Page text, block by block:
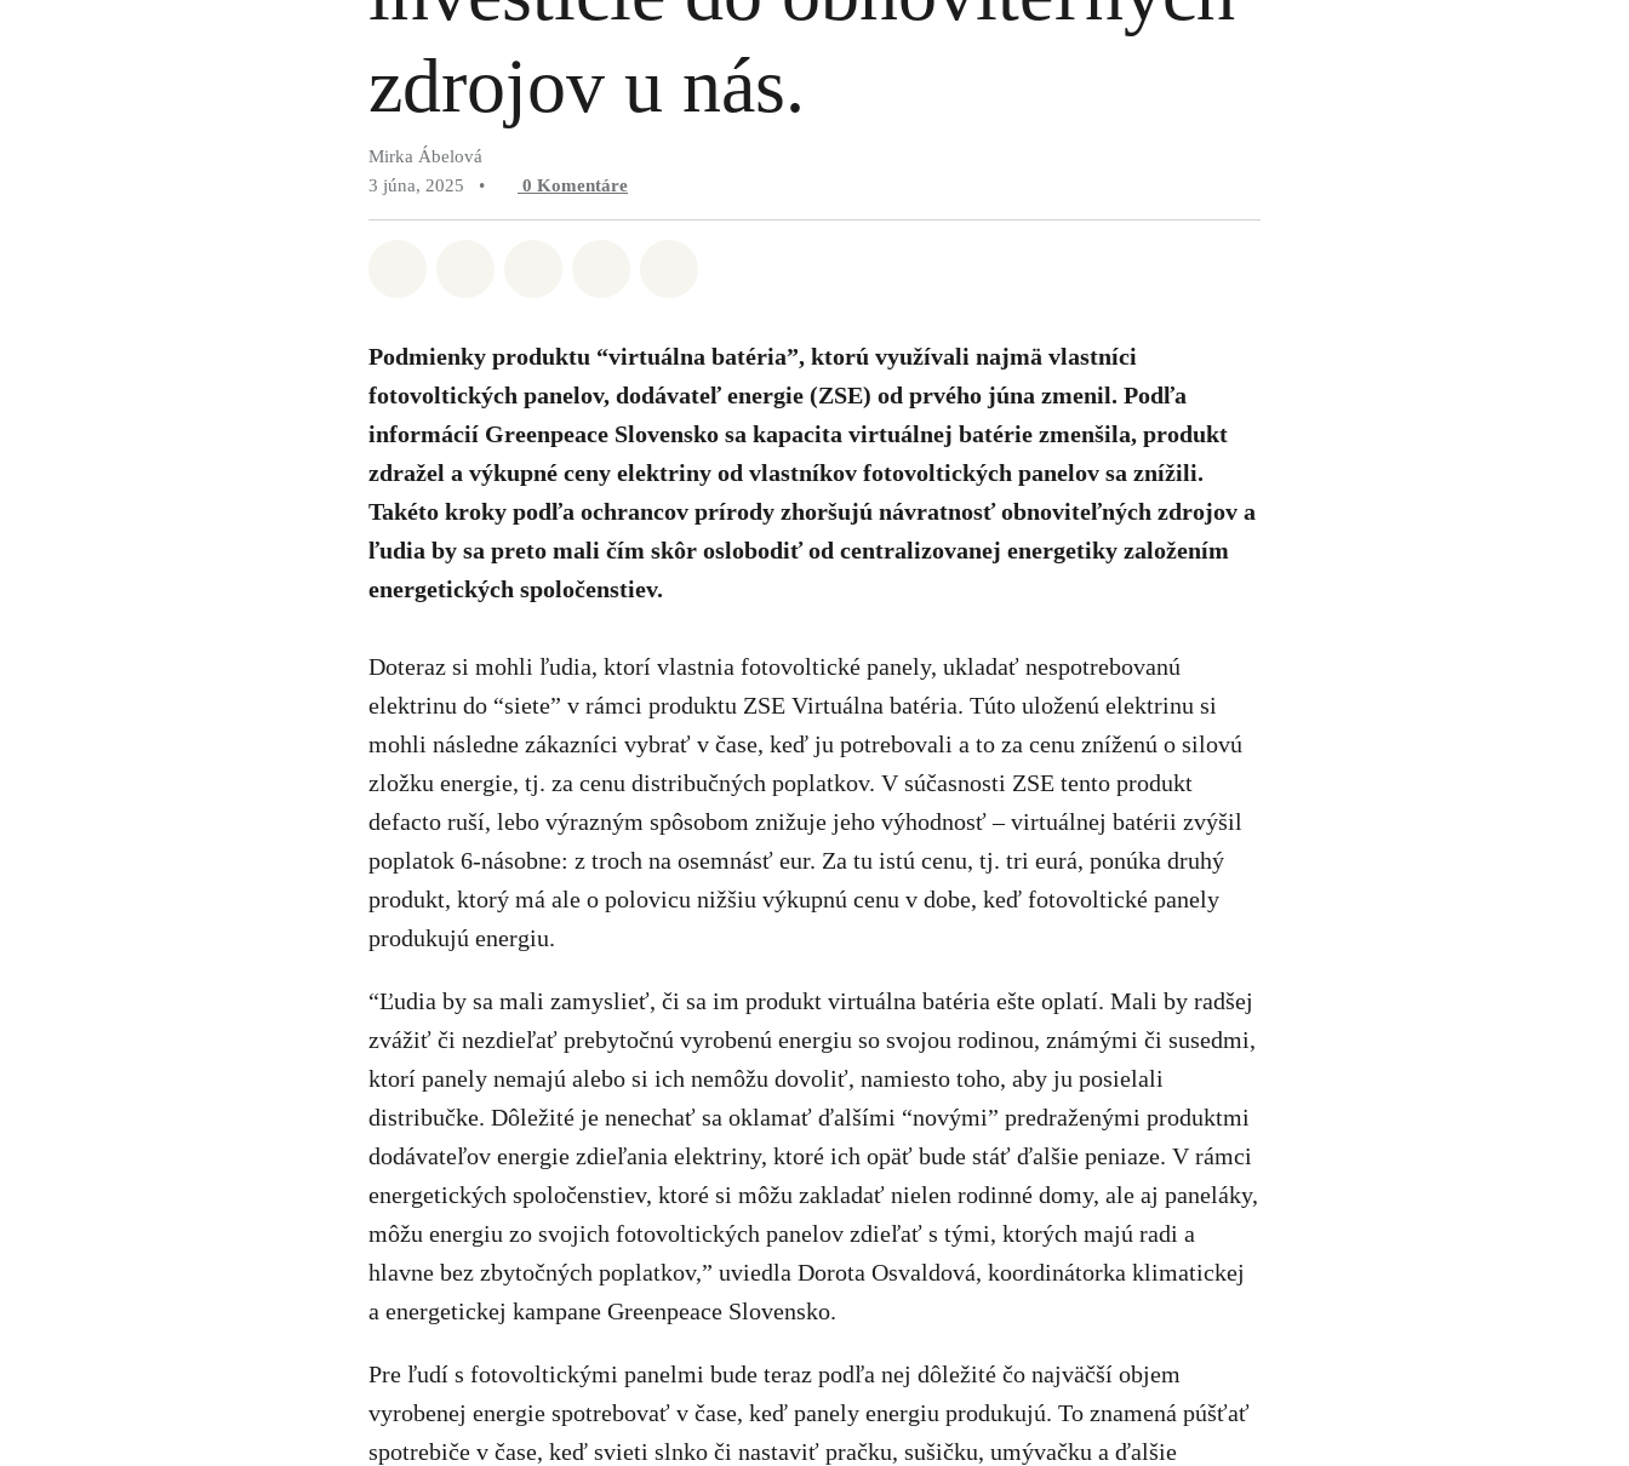
zdrojov u nás.
Mirka Ábelová
3 júna, 2025
• 0 Komentáre
Podmienky produktu “virtuálna batéria”, ktorú využívali najmä vlastníci
fotovoltických panelov, dodávateľ energie (ZSE) od prvého júna zmenil. Podľa
informácií Greenpeace Slovensko sa kapacita virtuálnej batérie zmenšila, produkt
zdražel a výkupné ceny elektriny od vlastníkov fotovoltických panelov sa znížili.
Takéto kroky podľa ochrancov prírody zhoršujú návratnosť obnoviteľných zdrojov a
ľudia by sa preto mali čím skôr oslobodiť od centralizovanej energetiky založením
energetických spoločenstiev.
Doteraz si mohli ľudia, ktorí vlastnia fotovoltické panely, ukladať nespotrebovanú
elektrinu do “siete” v rámci produktu ZSE Virtuálna batéria. Túto uloženú elektrinu si
mohli následne zákazníci vybrať v čase, keď ju potrebovali a to za cenu zníženú o silovú
zložku energie, tj. za cenu distribučných poplatkov. V súčasnosti ZSE tento produkt
defacto ruší, lebo výrazným spôsobom znižuje jeho výhodnosť – virtuálnej batérii zvýšil
poplatok 6-násobne: z troch na osemnásť eur. Za tu istú cenu, tj. tri eurá, ponúka druhý
produkt, ktorý má ale o polovicu nižšiu výkupnú cenu v dobe, keď fotovoltické panely
produkujú energiu.
“Ľudia by sa mali zamyslieť, či sa im produkt virtuálna batéria ešte oplatí. Mali by radšej
zvážiť či nezdieľať prebytočnú vyrobenú energiu so svojou rodinou, známými či susedmi,
ktorí panely nemajú alebo si ich nemôžu dovoliť, namiesto toho, aby ju posielali
distribučke. Dôležité je nenechať sa oklamať ďalšími “novými” predraženými produktmi
dodávateľov energie zdieľania elektriny, ktoré ich opäť bude stáť ďalšie peniaze. V rámci
energetických spoločenstiev, ktoré si môžu zakladať nielen rodinné domy, ale aj paneláky,
môžu energiu zo svojich fotovoltických panelov zdieľať s tými, ktorých majú radi a
hlavne bez zbytočných poplatkov,” uviedla Dorota Osvaldová, koordinátorka klimatickej
a energetickej kampane Greenpeace Slovensko.
Pre ľudí s fotovoltickými panelmi bude teraz podľa nej dôležité čo najväčší objem
vyrobenej energie spotrebovať v čase, keď panely energiu produkujú. To znamená púšťať
spotrebiče v čase, keď svieti slnko či nastaviť pračku, sušičku, umývačku a ďalšie